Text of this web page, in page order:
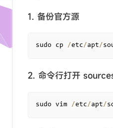
1. 备份官方源
sudo cp /etc/ apt/
2. 命令行打开
sudo vim /etc/ apt/